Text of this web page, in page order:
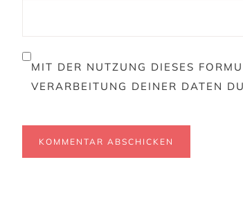
MIT DER NUTZUNG DIESES
VERARBEITUNG DEINER DATEN